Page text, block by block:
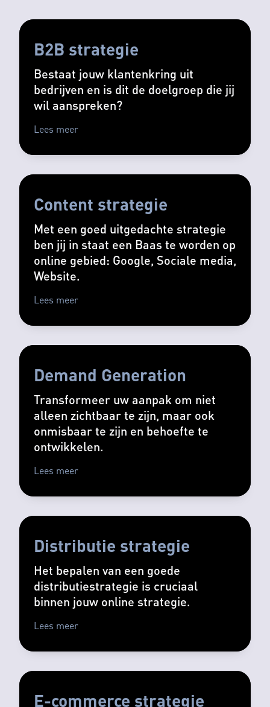
B2B strategie
Bestaat jouw klantenkring uit
bedrijven en is dit de doelgroep die jij
wil aanspreken?
Lees meer
Content strategie
Met een goed uitgedachte strategie
ben jij in staat een Baas te worden op
online gebied: Google, Sociale media,
Website.
Lees meer
Demand Generation
Transformeer uw aanpak om niet
alleen zichtbaar te zijn, maar ook
onmisbaar te zijn en behoefte te
ontwikkelen.
Lees meer
Distributie strategie
Het bepalen van een goede
distributiestrategie is cruciaal
binnen jouw online strategie.
Lees meer
E-commerce strategie